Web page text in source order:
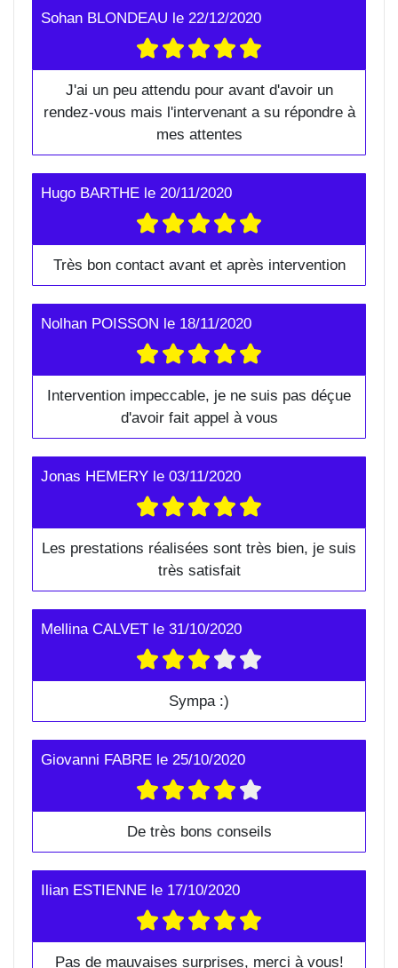
Sohan BLONDEAU le 22/12/2020
J'ai un peu attendu pour avant d'avoir un
rendez-vous mais l'intervenant a su répondre à
mes attentes
Hugo BARTHE le 20/11/2020
Très bon contact avant et après intervention
Nolhan POISSON le 18/11/2020
Intervention impeccable, je ne suis pas déçue
d'avoir fait appel à vous
Jonas HEMERY le 03/11/2020
Les prestations réalisées sont très bien, je suis
très satisfait
Mellina CALVET le 31/10/2020
Sympa :)
Giovanni FABRE le 25/10/2020
De très bons conseils
Ilian ESTIENNE le 17/10/2020
Pas de mauvaises surprises, merci à vous!